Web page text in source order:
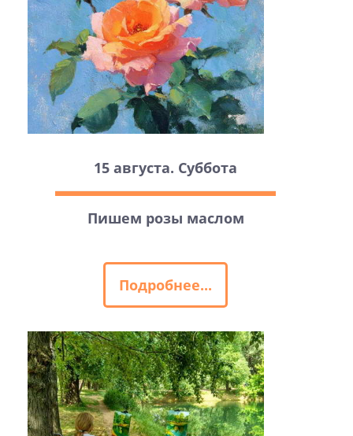
15 августа. Суббота
Пишем розы маслом
Подробнее...